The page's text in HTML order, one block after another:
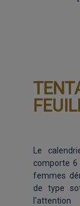
Le
comporte
femmes
de type